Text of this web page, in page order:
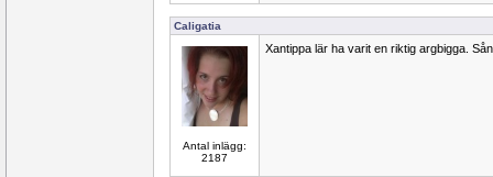
Caligatia
Antal inlägg:
2187
Xantippa lär ha varit en riktig argbigga.